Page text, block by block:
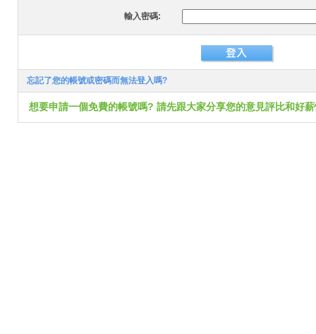
輸入密碼:
忘記了您的帳號或密碼而無法登入嗎?
想要申請一個免費的帳號嗎? 請先跟大家分享您的意見評比和好